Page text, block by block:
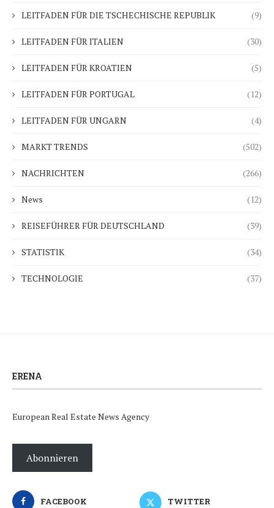
LEITFADEN FÜR DIE TSCHECHISCHE REPUBLIK (9)
LEITFADEN FÜR ITALIEN (30)
LEITFADEN FÜR KROATIEN (5)
LEITFADEN FÜR PORTUGAL (12)
LEITFADEN FÜR UNGARN (4)
MARKT TRENDS (502)
NACHRICHTEN (266)
News (12)
REISEFÜHRER FÜR DEUTSCHLAND (39)
STATISTIK (34)
TECHNOLOGIE (37)
ERENA
European Real Estate News Agency
Abonnieren
FACEBOOK TWITTER